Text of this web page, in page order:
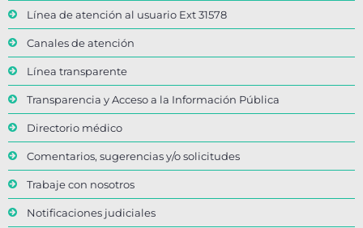
Línea de atención al usuario Ext 31578
Canales de atención
Línea transparente
Transparencia y Acceso a la Información Pública
Directorio médico
Comentarios, sugerencias y/o solicitudes
Trabaje con nosotros
Notificaciones judiciales